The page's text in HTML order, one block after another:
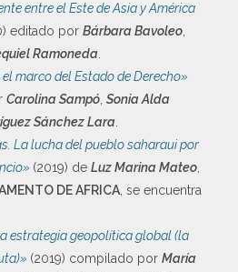
entre el Este de Asia y América
editado por Bárbara Bavoleo,
Ramoneda.
marco del Estado de Derecho»
Carolina Sampó, Sonia Alda
Sánchez Lara.
La lucha del pueblo saharaui por
(2019) de Luz Marina Mateo,
DE AFRICA, se encuentra
estrategia geopolítica global (la
(2019) compilado por María